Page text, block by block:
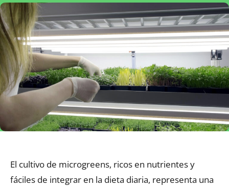
El cultivo de microgreens, ricos en nutrientes y
fáciles de integrar en la dieta diaria, representa una